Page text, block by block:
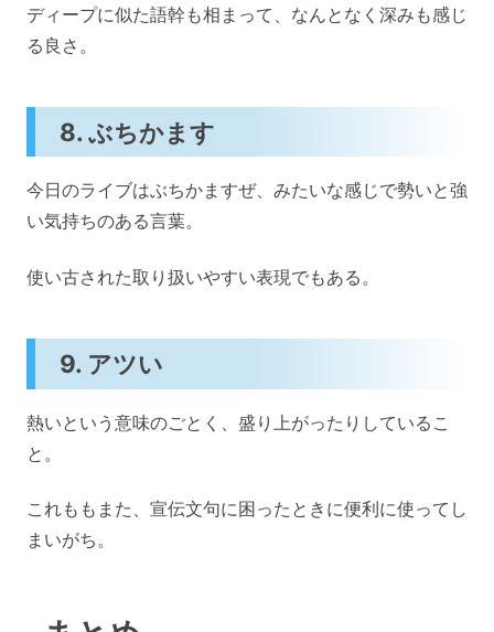
ディープに似た語幹も相まって、なんとなく深みも感じ
る良さ。
8. ぶちかます
今日のライブはぶちかますぜ、みたいな感じで勢いと強
い気持ちのある言葉。
使い古された取り扱いやすい表現でもある。
9. アツい
熱いという意味のごとく、盛り上がったりしているこ
と。
これももまた、宣伝文句に困ったときに便利に使ってし
まいがち。